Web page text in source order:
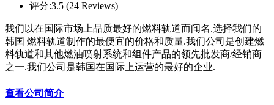
评分:3.5 (24 Reviews)
我们以在国际市场上品质最好的燃料轨道而闻名.选择我们的
韩国 燃料轨道制作的最便宜的价格和质量.我们公司是创建燃
料轨道和其他燃油喷射系统和组件产品的领先批发商/经销商
之一.我们公司是韩国在国际上运营的最好的企业.
查看公司简介